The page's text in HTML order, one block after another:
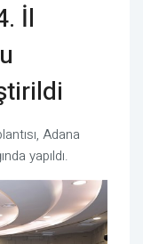
İl
Adana
yapıldı.